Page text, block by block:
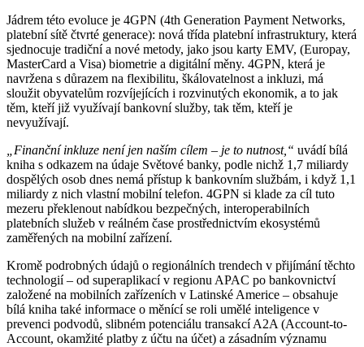
Jádrem této evoluce je 4GPN (4th Generation Payment Networks,
platební sítě čtvrté generace): nová třída platební infrastruktury, která
sjednocuje tradiční a nové metody, jako jsou karty EMV, (Europay,
MasterCard a Visa) biometrie a digitální měny. 4GPN, která je
navržena s důrazem na flexibilitu, škálovatelnost a inkluzi, má
sloužit obyvatelům rozvíjejících i rozvinutých ekonomik, a to jak
těm, kteří již využívají bankovní služby, tak těm, kteří je
nevyužívají.
„Finanční inkluze není jen naším cílem – je to nutnost,“ uvádí bílá
kniha s odkazem na údaje Světové banky, podle nichž 1,7 miliardy
dospělých osob dnes nemá přístup k bankovním službám, i když 1,1
miliardy z nich vlastní mobilní telefon. 4GPN si klade za cíl tuto
mezeru překlenout nabídkou bezpečných, interoperabilních
platebních služeb v reálném čase prostřednictvím ekosystémů
zaměřených na mobilní zařízení.
Kromě podrobných údajů o regionálních trendech v přijímání těchto
technologií – od superaplikací v regionu APAC po bankovnictví
založené na mobilních zařízeních v Latinské Americe – obsahuje
bílá kniha také informace o měnící se roli umělé inteligence v
prevenci podvodů, slibném potenciálu transakcí A2A (Account-to-
Account, okamžité platby z účtu na účet) a zásadním významu